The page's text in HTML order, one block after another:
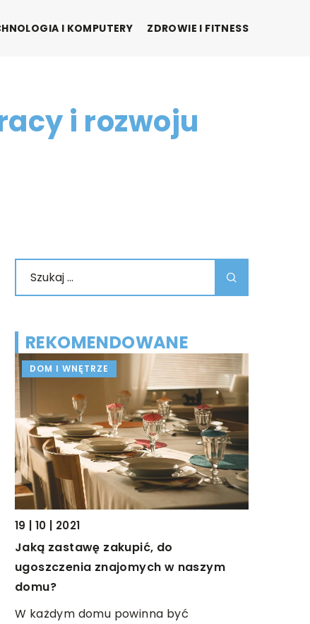
I KOMPUTERY ZDROWIE I FITNESS
i rozwoju
REKOMENDOWANE
DOM I WNĘTRZE
19 | 10 | 2021
Jaką zastawę zakupić, do
ugoszczenia znajomych w naszym
domu?
W każdym domu powinna być